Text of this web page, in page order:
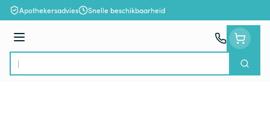
Ga naar de inhoud
Apothekersadvies Snelle beschikbaarheid
Menu
Product, merk, categorie...
Zoek